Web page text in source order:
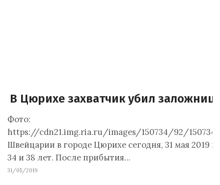
В Цюрихе захватчик убил заложниц
Фото:
https://cdn21.img.ria.ru/images/150734/92/
Швейцарии в городе Цюрихе сегодня, 31 мая
34 и 38 лет. После прибытия…
31/05/2019